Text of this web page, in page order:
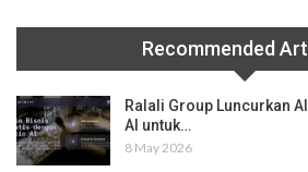
Recommended
Ralali Group Luncurkan
AI untuk…
8 May 2026